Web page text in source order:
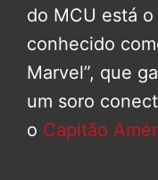
do MCU está o
conhecido
Marvel”, que
um soro
o Capitão